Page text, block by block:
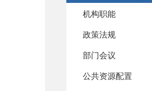
机构职能
政策法规
部门会议
公共资源配置